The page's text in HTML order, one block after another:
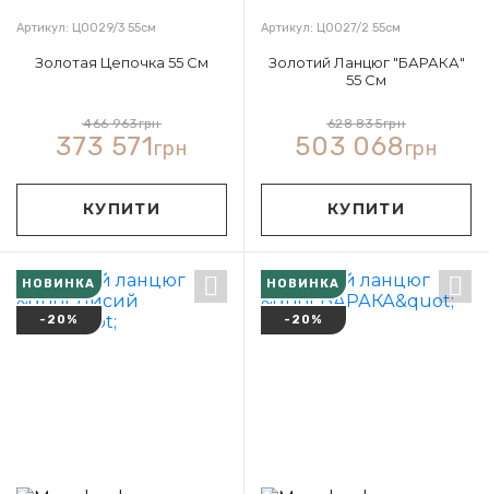
Артикул: Ц0029/3 55см
Золотая Цепочка 55 См
466 963грн
373 571грн
КУПИТИ
Артикул: Ц0027/2 55см
Золотий Ланцюг "БАРАКА"
55 См
628 835грн
503 068грн
КУПИТИ
НОВИНКА
-20%
НОВИНКА
-20%